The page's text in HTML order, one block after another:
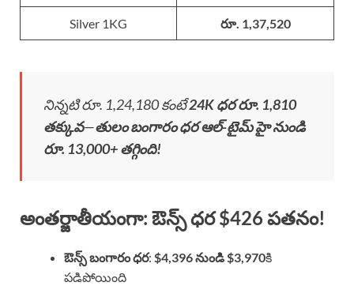
Silver 1KG రూ. 1,37,520
నిన్నటి రూ. 1,24,180 కంటే24K ధర రూ. 1,810
తక్కువ—తులం బంగారం ధర ఆల్-టైమ్ హై నుండి
రూ. 13,000+ తగ్గింది!
అంతర్జాతీయంగా: ఔన్స్ ధర $426 పతనం!
ఔన్స్ బంగారం ధర: $4,396 నుండి $3,970కి
పడిపోయింది